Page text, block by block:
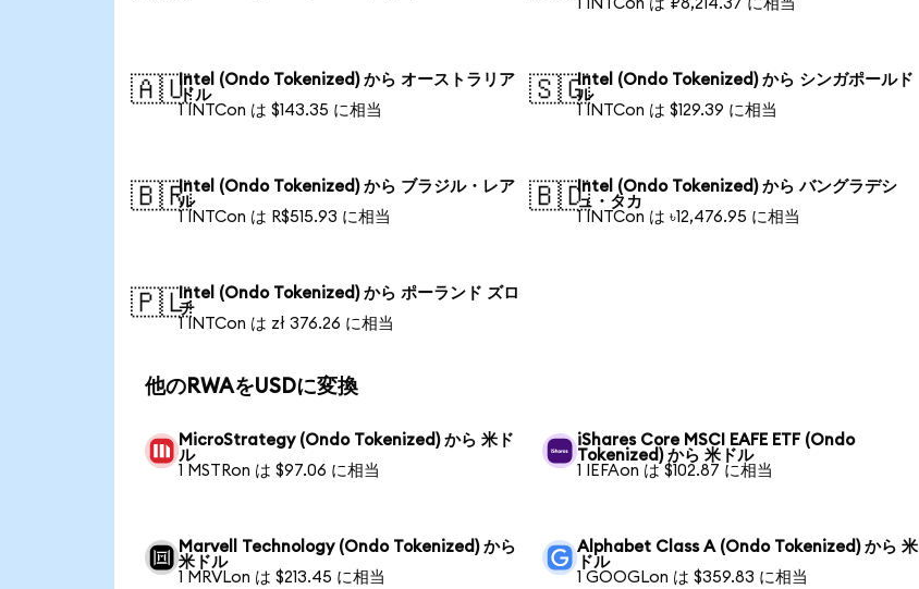
1 INTCon は ₽8,214.37 に相当
🇦🇺Intel (Ondo Tokenized) から オーストラリア
ドル
1 INTCon は $143.35 に相当
🇸🇬Intel (Ondo Tokenized) から シンガポールド
ル
1 INTCon は $129.39 に相当
🇧🇷Intel (Ondo Tokenized) から ブラジル・レア
ル
1 INTCon は R$515.93 に相当
🇧🇩Intel (Ondo Tokenized) から バングラデシ
ュ・タカ
1 INTCon は ৳12,476.95 に相当
🇵🇱Intel (Ondo Tokenized) から ポーランド ズロ
チ
1 INTCon は zł 376.26 に相当
他のRWAをUSDに変換
MicroStrategy (Ondo Tokenized) から 米ド
ル
1 MSTRon は $97.06 に相当
iShares Core MSCI EAFE ETF (Ondo
Tokenized) から 米ドル
1 IEFAon は $102.87 に相当
Marvell Technology (Ondo Tokenized) から
米ドル
1 MRVLon は $213.45 に相当
Alphabet Class A (Ondo Tokenized) から 米
ドル
1 GOOGLon は $359.83 に相当